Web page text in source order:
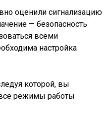
оценили сигнализацию
— безопасность
всеми
настройка
которой, вы
режимы работы